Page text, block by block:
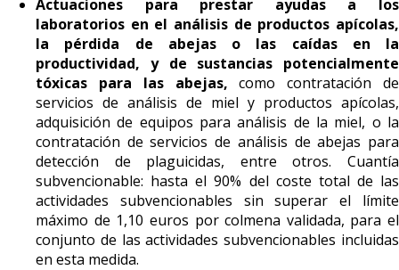
Actuaciones para prestar ayudas a los
laboratorios en el análisis de productos apícolas,
la pérdida de abejas o las caídas en la
productividad, y de sustancias potencialmente
tóxicas para las abejas,como contratación de
servicios de análisis de miel y productos apícolas,
adquisición de equipos para análisis de la miel, o la
contratación de servicios de análisis de abejas para
detección de plaguicidas, entre otros. Cuantía
subvencionable: hasta el 90% del coste total de las
actividades subvencionables sin superar el límite
máximo de 1,10 euros por colmena validada, para el
conjunto de las actividades subvencionables incluidas
en esta medida.